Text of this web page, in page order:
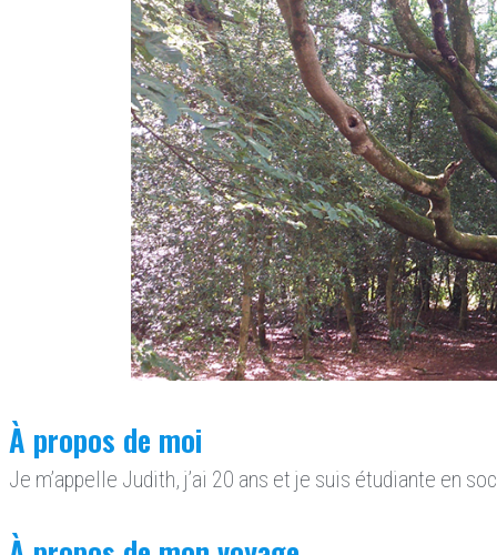
À propos de moi
Je m’appelle Judith, j’ai 20 ans et je suis étudiante en